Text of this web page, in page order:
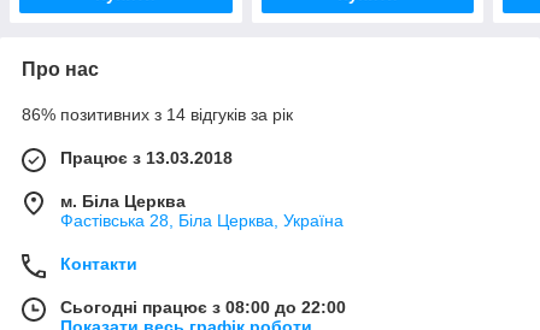
Про нас
86% позитивних з 14 відгуків за рік
Працює з 13.03.2018
м. Біла Церква
Фастівська 28, Біла Церква, Україна
Контакти
Сьогодні працює з 08:00 до 22:00